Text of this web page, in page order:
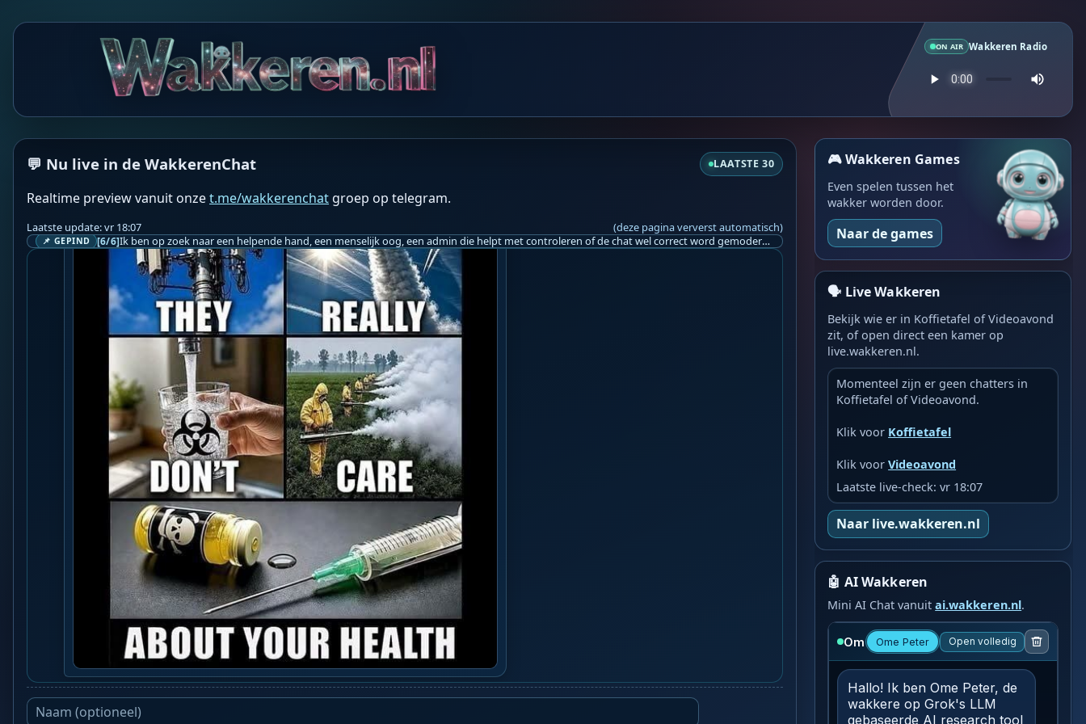
ON AIR Wakkeren Radio
💬 Nu live in de WakkerenChat LAATSTE 30
Realtime preview vanuit onzet.me/wakkerenchat groep op telegram.
Laatste update: vr 18:07 (deze pagina ververst automatisch)
📌 GEPIND [6/6] Ik ben op zoek naar een helpende hand, een menselijk oog, een admin die helpt met controleren of de chat wel correct word gemodereerd word door NoMoSpam. 98% gaat automatisch goed, toch ik dit nooit helemaal loslaten en moet er altijd een mens mee blijven opletten bij elke beslissing die gemaakt word. Waar bestaan de werkzaamheden uit? Mee kijken in admin log kanaal naar alle drugs/porno/scams die voorbij komen en in het geval van een randgevalletje, ingrijpen en b.v. een verwijderd maar wel toegestaan bericht terug plaatsen met een druk op de knop. tsja zo banaal en simpel is het gesteld.. Word je hier blij van? Nee. Strookt het je ego? Nee. Word je er beter van? Nee. Kost het veel tijd? Totaal niet, consistentie en regelmaat is belangrijker dan 'er even voor kunnen gaan zitten'.. het werk is in een paar seconden gepiept.. je checkt puur of AI de juiste beslissing heeft gemaakt.. …
"Superrevolutionair, maar ook gevaarlijke kant" | VRT NWS Nieuws https://sh
are.google/6TNxqvA2ZbD9nOaNy
Het is alleen 1 kwestie van tijd dat het gevaarlijk wordt voor de mensheid 😒
😒Pff Damn 😑
🎮 Wakkeren Games
Even spelen tussen het
wakker worden door.
Naar de games
🗣️ Live Wakkeren
Bekijk wie er in Koffietafel of Videoavond
zit, of open direct een kamer op
live.wakkeren.nl.
Momenteel zijn er geen chatters in
Koffietafel of Videoavond.
Klik voor Koffietafel
Klik voorVideoavond
Laatste live-check: vr 18:07
Naar live.wakkeren.nl
🤖 AI Wakkeren
Mini AI Chat vanuitai.wakkeren.nl.